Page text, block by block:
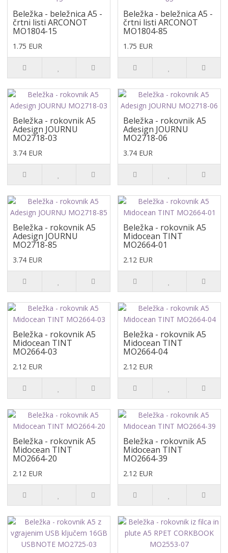
Beležka - beležnica A5 -
črtni listi ARCONOT
MO1804-15
1.75 EUR
Beležka - beležnica A5 -
črtni listi ARCONOT
MO1804-85
1.75 EUR
Beležka - rokovnik A5
Adesign JOURNU
MO2718-03
3.74 EUR
Beležka - rokovnik A5
Adesign JOURNU
MO2718-06
3.74 EUR
Beležka - rokovnik A5
Adesign JOURNU
MO2718-85
3.74 EUR
Beležka - rokovnik A5
Midocean TINT
MO2664-01
2.12 EUR
Beležka - rokovnik A5
Midocean TINT
MO2664-03
2.12 EUR
Beležka - rokovnik A5
Midocean TINT
MO2664-04
2.12 EUR
Beležka - rokovnik A5
Midocean TINT
MO2664-20
2.12 EUR
Beležka - rokovnik A5
Midocean TINT
MO2664-39
2.12 EUR